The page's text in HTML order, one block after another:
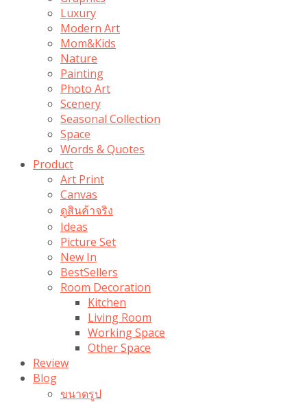
Luxury
Modern Art
Mom&Kids
Nature
Painting
Photo Art
Scenery
Seasonal Collection
Space
Words & Quotes
Product
Art Print
Canvas
ดูสินค้าจริง
Ideas
Picture Set
New In
BestSellers
Room Decoration
Kitchen
Living Room
Working Space
Other Space
Review
Blog
ขนาดรูป